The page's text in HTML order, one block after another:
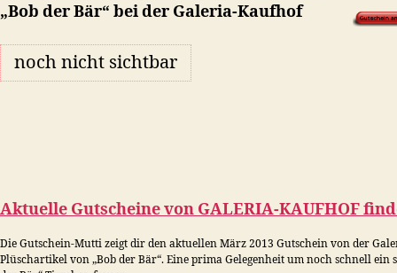
„Bob der Bär“ bei der Galeria-Kaufhof
noch nicht sichtbar
Aktuelle Gutscheine von GALERIA-KAUFHOF
Die Gutschein-Mutti zeigt dir den aktuellen März 2013 Gutschein von der
Plüschartikel von „Bob der Bär“. Eine prima Gelegenheit um noch schnell